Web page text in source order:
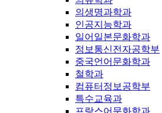
의생명과학과
인공지능학과
일어일본문화학과
정보통신전자공학부
중국언어문화학과
철학과
컴퓨터정보공학부
특수교육과